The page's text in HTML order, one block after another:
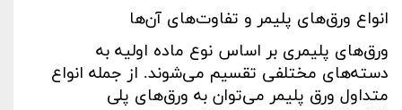
انواع ورق‌های پلیمر و تفاوت‌های آن‌ها
ورق‌های پلیمری بر اساس نوع ماده اولیه به
دسته‌های مختلفی تقسیم می‌شوند. از جمله انواع
متداول ورق پلیمر می‌توان به ورق‌های پلی